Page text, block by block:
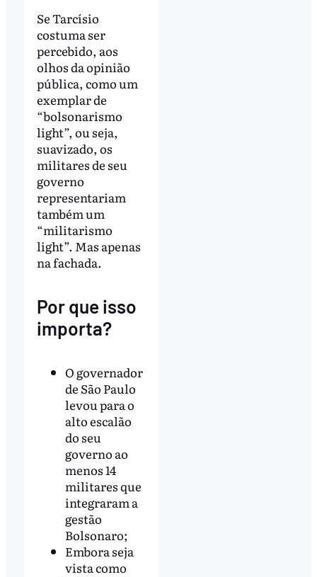
Se Tarcísio
costuma ser
percebido, aos
olhos da opinião
pública, como um
exemplar de
“bolsonarismo
light”, ou seja,
suavizado, os
militares de seu
governo
representariam
também um
“militarismo
light”. Mas apenas
na fachada.
Por que isso
importa?
O governador
de São Paulo
levou para o
alto escalão
do seu
governo ao
menos 14
militares que
integraram a
gestão
Bolsonaro;
Embora seja
vista como